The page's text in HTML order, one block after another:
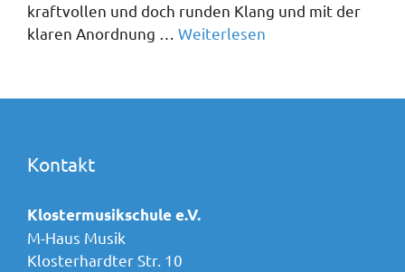
kraftvollen und doch runden Klang und mit der
klaren Anordnung … Weiterlesen
Kontakt
Klostermusikschule e.V.
M-Haus Musik
Klosterhardter Str. 10